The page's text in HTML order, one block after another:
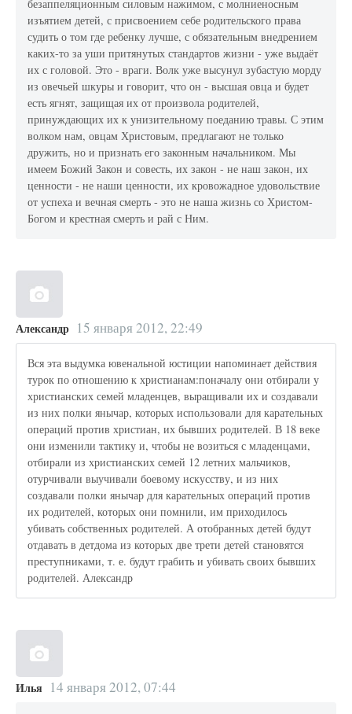
безаппеляционным силовым нажимом, с молниеносным
изъятием детей, с присвоением себе родительского права
судить о том где ребенку лучше, с обязательным внедрением
каких-то за уши притянутых стандартов жизни - уже выдаёт
их с головой. Это - враги. Волк уже высунул зубастую морду
из овечьей шкуры и говорит, что он - высшая овца и будет
есть ягнят, защищая их от произвола родителей,
принуждающих их к унизительному поеданию травы. С этим
волком нам, овцам Христовым, предлагают не только
дружить, но и признать его законным начальником. Мы
имеем Божий Закон и совесть, их закон - не наш закон, их
ценности - не наши ценности, их кровожадное удовольствие
от успеха и вечная смерть - это не наша жизнь со Христом-
Богом и крестная смерть и рай с Ним.
Александр 15 января 2012, 22:49
Вся эта выдумка ювенальной юстиции напоминает действия
турок по отношению к христианам:поначалу они отбирали у
христианских семей младенцев, выращивали их и создавали
из них полки янычар, которых использовали для карательных
операций против христиан, их бывших родителей. В 18 веке
они изменили тактику и, чтобы не возиться с младенцами,
отбирали из христианских семей 12 летних мальчиков,
отурчивали выучивали боевому искусству, и из них
создавали полки янычар для карательных операций против
их родителей, которых они помнили, им приходилось
убивать собственных родителей. А отобранных детей будут
отдавать в детдома из которых две трети детей становятся
преступниками, т. е. будут грабить и убивать своих бывших
родителей. Александр
Илья 14 января 2012, 07:44